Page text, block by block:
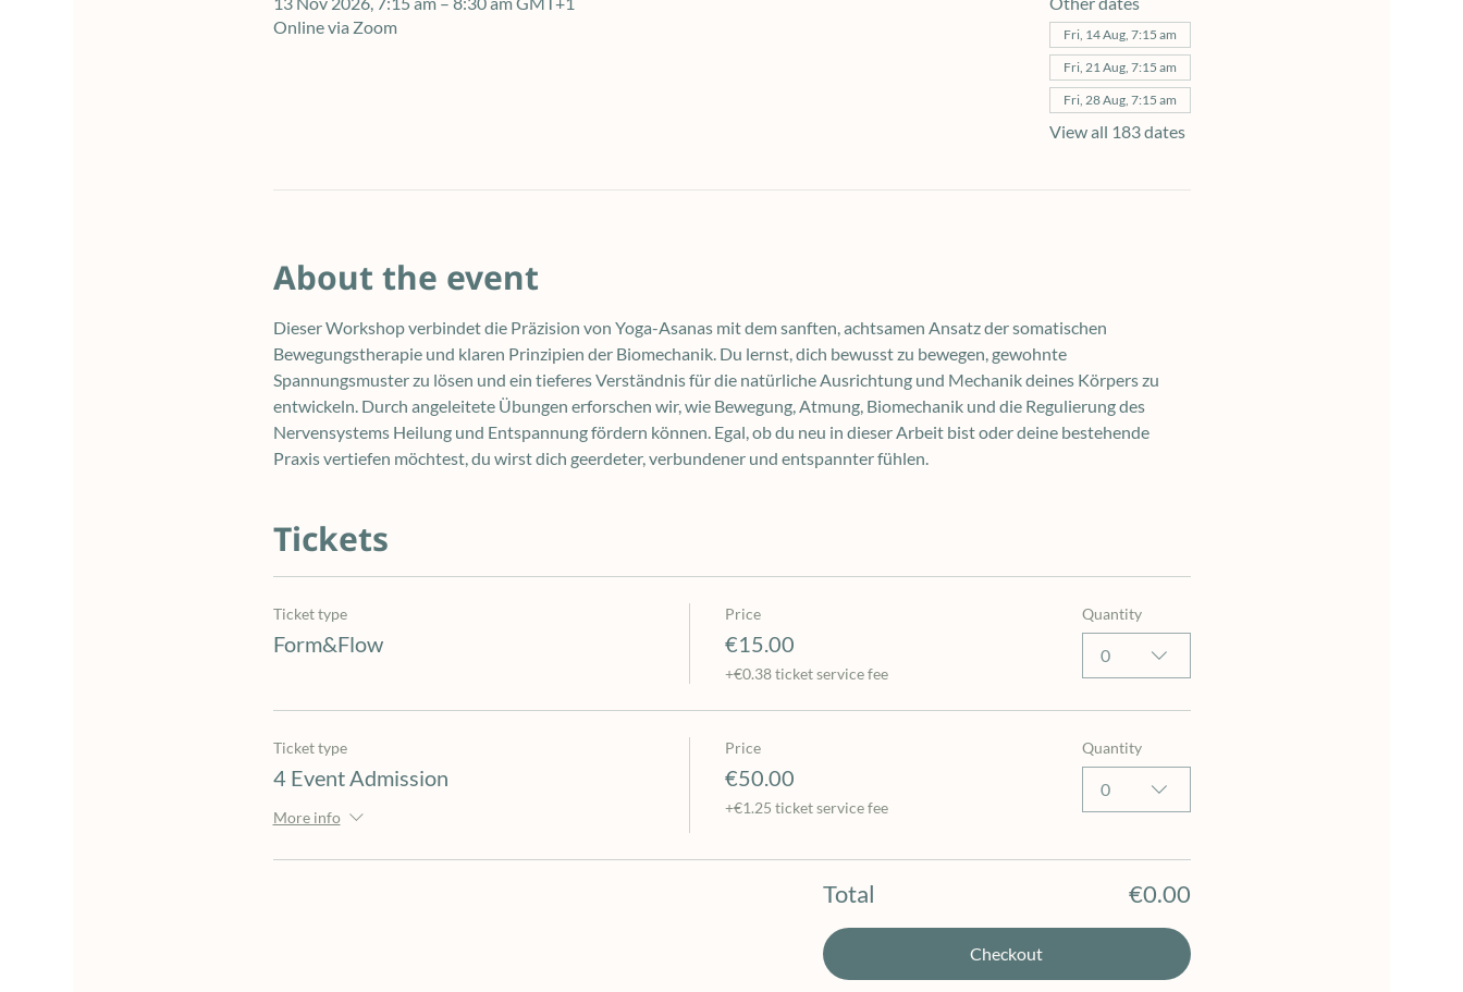
Online via Zoom
Fri, 14 Aug, 7:15 am
Fri, 21 Aug, 7:15 am
Fri, 28 Aug, 7:15 am
View all 183 dates
About the event
Dieser Workshop verbindet die Präzision von Yoga-Asanas mit dem sanften, achtsamen Ansatz der somatischen
Bewegungstherapie und klaren Prinzipien der Biomechanik. Du lernst, dich bewusst zu bewegen, gewohnte
Spannungsmuster zu lösen und ein tieferes Verständnis für die natürliche Ausrichtung und Mechanik deines Körpers zu
entwickeln. Durch angeleitete Übungen erforschen wir, wie Bewegung, Atmung, Biomechanik und die Regulierung des
Nervensystems Heilung und Entspannung fördern können. Egal, ob du neu in dieser Arbeit bist oder deine bestehende
Praxis vertiefen möchtest, du wirst dich geerdeter, verbundener und entspannter fühlen.
Tickets
Ticket type
Form&Flow
Price
€15.00
+€0.38 ticket service fee
Quantity
0
Ticket type
4 Event Admission
More info
Price
€50.00
+€1.25 ticket service fee
Quantity
0
Total €0.00
Checkout